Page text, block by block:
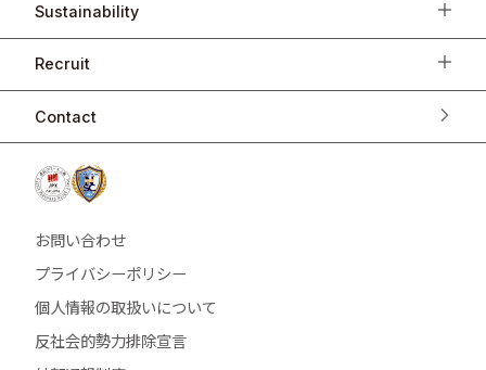
Sustainability
Recruit
Contact
お問い合わせ
プライバシーポリシー
個人情報の取扱いについて
反社会的勢力排除宣言